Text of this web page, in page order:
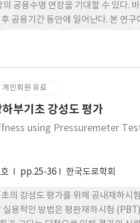
공용수명 연장을 기대할 수 있다.
공용기간 동안에 일어난다. 본 연
라도 단기노화 후 LMS의 20-30%증
낮은 LMS의 증가는 LDPE 개질 아
트 시멘트 내에 분산된 LDPE 입자
인회원 유료
부기초 강성도 평가
using Pressuremeter
pp.25-36 한국도로학회
의 강성도 평가를 위해 공내재하시
용적인 방법은 평판재하시험